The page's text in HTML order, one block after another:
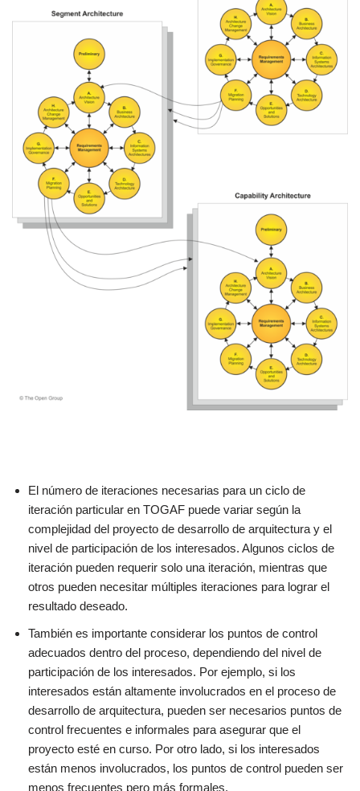
El número de iteraciones necesarias para un ciclo de
iteración particular en TOGAF puede variar según la
complejidad del proyecto de desarrollo de arquitectura y el
nivel de participación de los interesados. Algunos ciclos de
iteración pueden requerir solo una iteración, mientras que
otros pueden necesitar múltiples iteraciones para lograr el
resultado deseado.
También es importante considerar los puntos de control
adecuados dentro del proceso, dependiendo del nivel de
participación de los interesados. Por ejemplo, si los
interesados están altamente involucrados en el proceso de
desarrollo de arquitectura, pueden ser necesarios puntos de
control frecuentes e informales para asegurar que el
proyecto esté en curso. Por otro lado, si los interesados
están menos involucrados, los puntos de control pueden ser
menos frecuentes pero más formales.